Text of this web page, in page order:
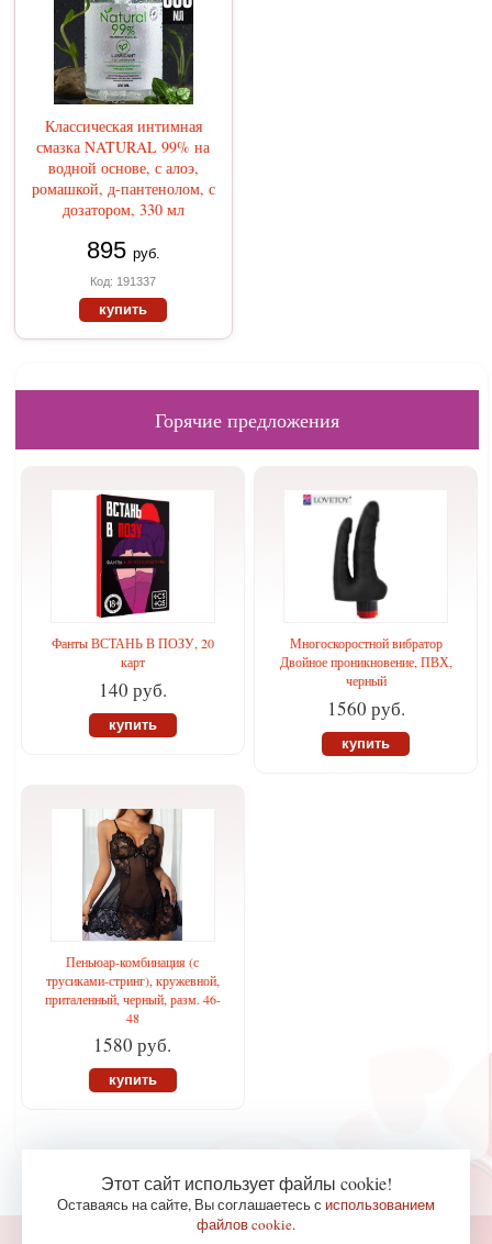
Классическая интимная
смазка NATURAL 99% на
водной основе, с алоэ,
ромашкой, д-пантенолом, с
дозатором, 330 мл
895 руб.
Код: 191337
купить
Горячие предложения
Фанты ВСТАНЬ В ПОЗУ, 20
карт
140 руб.
купить
Многоскоростной вибратор
Двойное проникновение, ПВХ,
черный
1560 руб.
купить
Пеньюар-комбинация (с
трусиками-стринг), кружевной,
приталенный, черный, разм. 46-
48
1580 руб.
купить
Этот сайт использует файлы cookie!
Оставаясь на сайте, Вы соглашаетесь с использованием
файлов cookie.